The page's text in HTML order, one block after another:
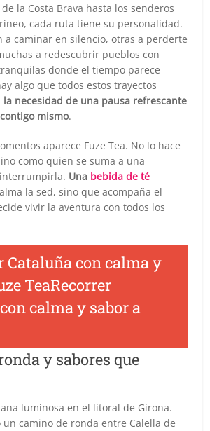
la Costa Brava hasta los senderos
cada ruta tiene su personalidad.
a caminar en silencio, otras a perderte
a redescubrir pueblos con
donde el tiempo parece
algo que todos estos trayectos
la necesidad de una pausa refrescante
mismo.
aparece Fuze Tea. No lo hace
como quien se suma a una
Una bebida de té
la sed, sino que acompaña el
vivir la aventura con todos los
y sabores que
luminosa en el litoral de Girona.
un camino de ronda entre Calella de